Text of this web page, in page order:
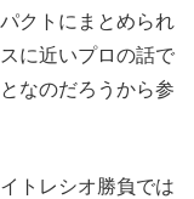
クトにまとめられ
に近いプロの話で
なのだろうから参
トレシオ勝負では